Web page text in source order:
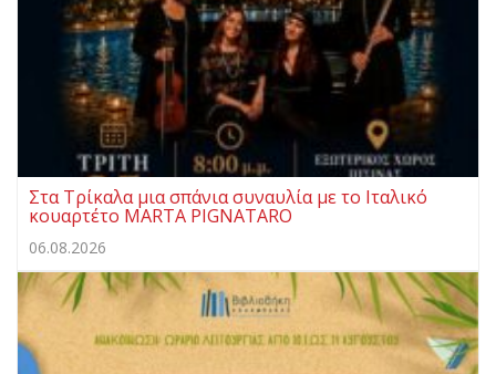
Στα Τρίκαλα μια σπάνια συναυλία με το Ιταλικό
κουαρτέτο MARTA PIGNATARO
06.08.2026